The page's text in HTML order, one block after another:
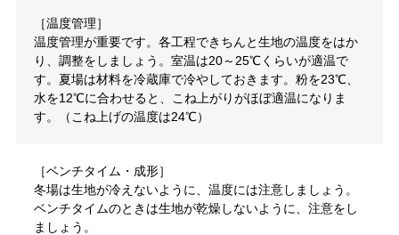
［温度管理］
温度管理が重要です。各工程できちんと生地の温度をはか
り、調整をしましょう。室温は20～25℃くらいが適温で
す。夏場は材料を冷蔵庫で冷やしておきます。粉を23℃、
水を12℃に合わせると、こね上がりがほぼ適温になりま
す。（こね上げの温度は24℃）
［ベンチタイム・成形］
冬場は生地が冷えないように、温度には注意しましょう。
ベンチタイムのときは生地が乾燥しないように、注意をし
ましょう。